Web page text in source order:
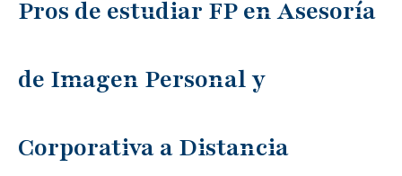
Pros de estudiar FP en Asesoría
de Imagen Personal y
Corporativa a Distancia